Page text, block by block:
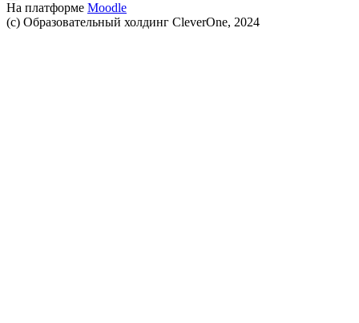
На платформе Moodle
(c) Образовательный холдинг CleverOne, 2024